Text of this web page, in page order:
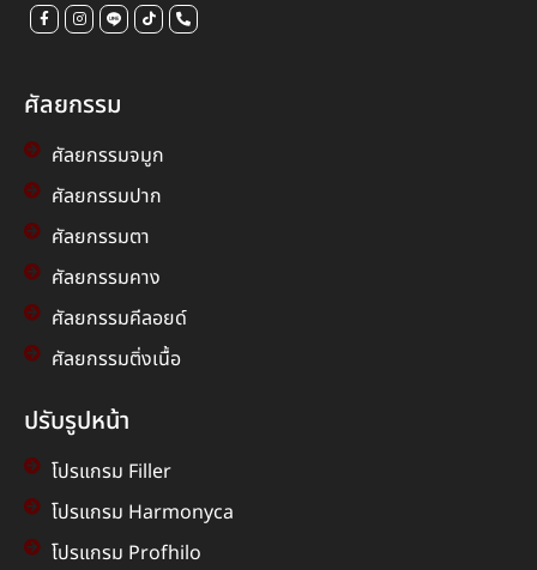
ศัลยกรรม
ศัลยกรรมจมูก
ศัลยกรรมปาก
ศัลยกรรมตา
ศัลยกรรมคาง
ศัลยกรรมคีลอยด์
ศัลยกรรมติ่งเนื้อ
ปรับรูปหน้า
โปรแกรม Filler
โปรแกรม Harmonyca
โปรแกรม Profhilo